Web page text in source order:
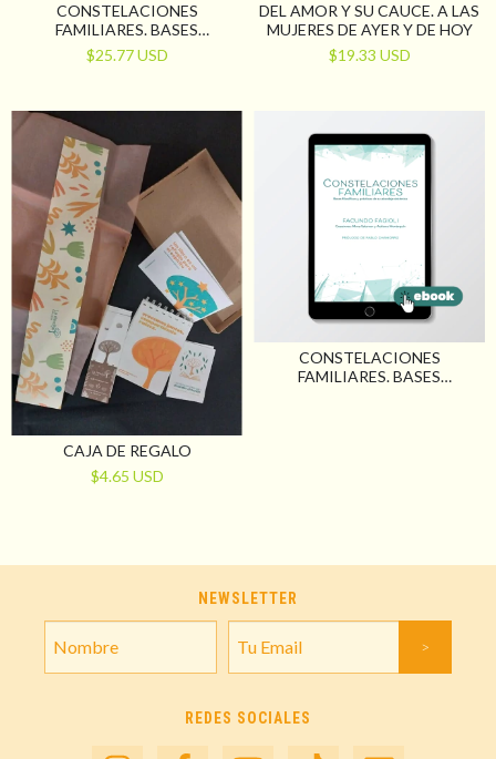
CONSTELACIONES
FAMILIARES. BASES
FILOSÓFICAS Y PRÁCTICAS
DE SU ABORDAJE SISTÉMICO
$25.77 USD
DEL AMOR Y SU CAUCE. A LAS
MUJERES DE AYER Y DE HOY
$19.33 USD
CAJA DE REGALO
$4.65 USD
CONSTELACIONES
FAMILIARES. BASES
NEWSLETTER
REDES SOCIALES